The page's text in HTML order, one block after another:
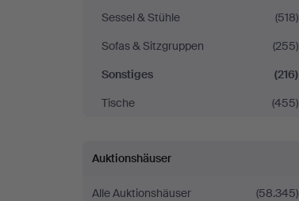
Sessel & Stühle
(518)
Sofas & Sitzgruppen
(255)
Sonstiges
(216)
Tische
(455)
Auktionshäuser
Alle Auktionshäuser
(58.345)